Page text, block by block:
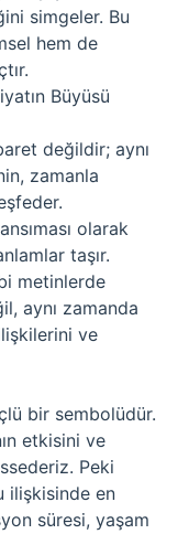
simgeler. Bu
hem de
Büyüsü
değildir; aynı
zamanla
olarak
taşır.
metinlerde
aynı zamanda
ve
bir sembolüdür.
etkisini ve
Peki
ilişkisinde en
süresi, yaşam